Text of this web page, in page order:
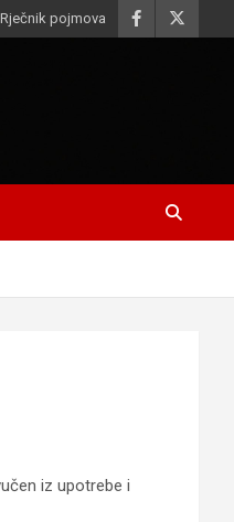
Rječnik pojmova
iz upotrebe i